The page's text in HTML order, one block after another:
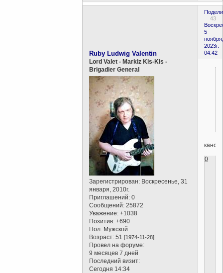
43
5
ноября,
2023г.
04:42
Ruby Ludwig Valentin
Lord Valet - Markiz Kis-Kis -
Brigadier General
Зарегистрирован: Воскресенье, 31
января, 2010г.
Приглашений: 0
Сообщений: 25872
Уважение: +1038
Позитив: +690
Пол: Мужской
Возраст: 51[1974-11-28]
Провел на форуме:
9 месяцев 7 дней
Последний визит:
Сегодня 14:34
0